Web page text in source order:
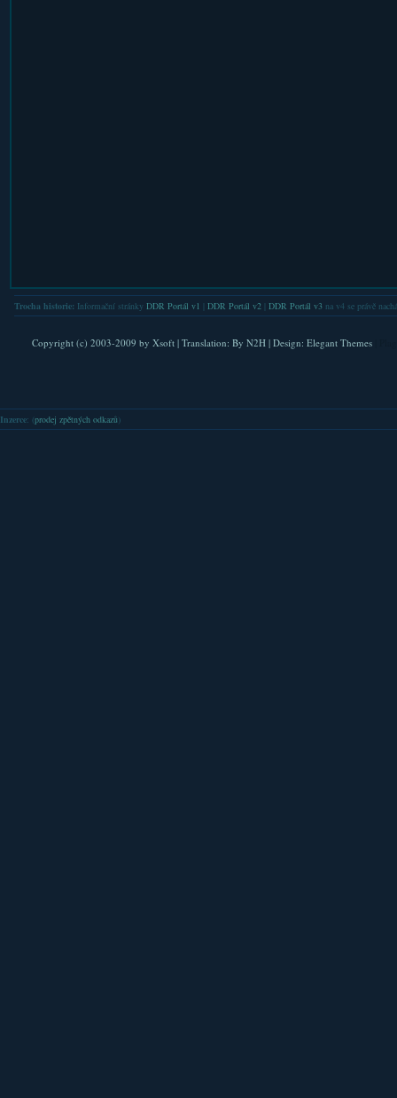
Trocha historie: Informační stránky DDR Portál v1 DDR Portál v2| DDR Portál v3na v4 se právě
Copyright (c) 2003-2009 by Xsoft| Translation: By N2H| Design: Elegant Themes
Inzerce: (prodej zpětných odkazů )